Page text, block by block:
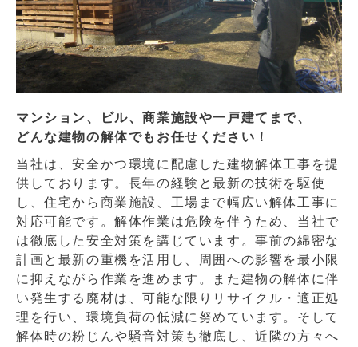
マンション、ビル、商業施設や一戸建てまで、
どんな建物の解体でもお任せください！
当社は、安全かつ環境に配慮した建物解体工事を提
供しております。長年の経験と最新の技術を駆使
し、住宅から商業施設、工場まで幅広い解体工事に
対応可能です。解体作業は危険を伴うため、当社で
は徹底した安全対策を講じています。事前の綿密な
計画と最新の重機を活用し、周囲への影響を最小限
に抑えながら作業を進めます。また建物の解体に伴
い発生する廃材は、可能な限りリサイクル・適正処
理を行い、環境負荷の低減に努めています。そして
解体時の粉じんや騒音対策も徹底し、近隣の方々へ